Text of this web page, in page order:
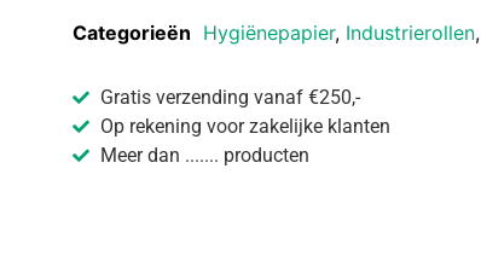
Categorieën Hygiënepapier, Industrierollen,
Gratis verzending vanaf €250,-
Op rekening voor zakelijke klanten
Meer dan ....... producten